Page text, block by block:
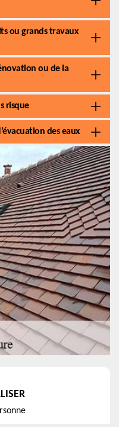
ou grands travaux
ou de la
risque
des eaux